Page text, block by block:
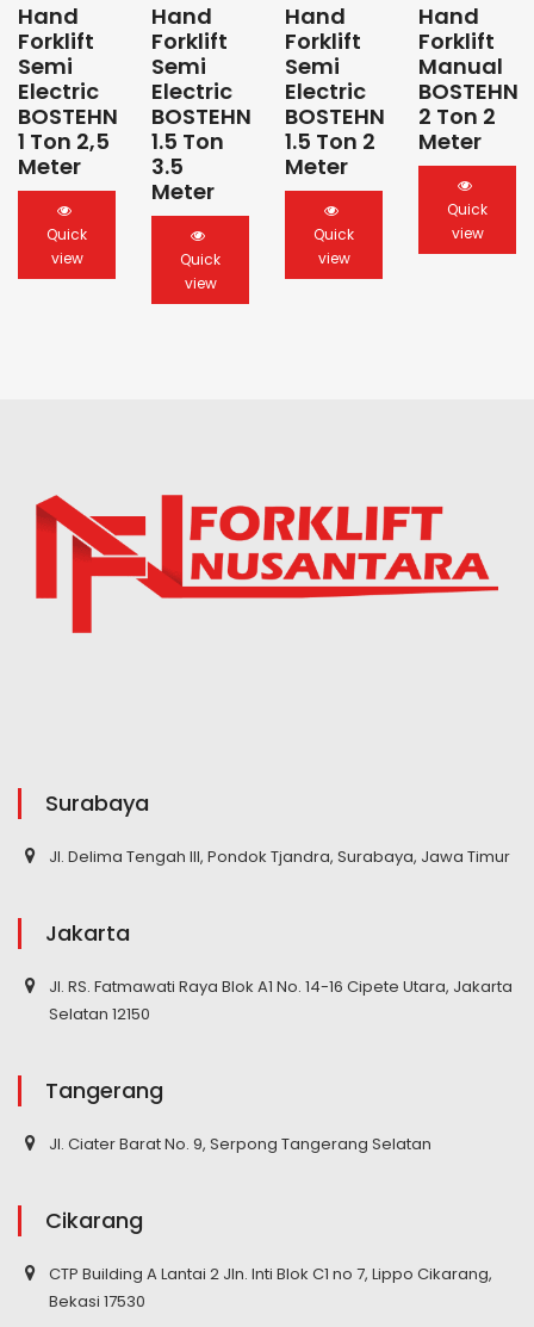
Hand
Forklift
Semi
Electric
BOSTEHN
1 Ton 2,5
Meter
Quick
view
Hand
Forklift
Semi
Electric
BOSTEHN
1.5 Ton
3.5
Meter
Quick
view
Hand
Forklift
Semi
Electric
BOSTEHN
1.5 Ton 2
Meter
Quick
view
Hand
Forklift
Manual
BOSTEHN
2 Ton 2
Meter
Quick
view
Surabaya
Jl. Delima Tengah III, Pondok Tjandra, Surabaya, Jawa Timur
Jakarta
Jl. RS. Fatmawati Raya Blok A1 No. 14-16 Cipete Utara, Jakarta
Selatan 12150
Tangerang
Jl. Ciater Barat No. 9, Serpong Tangerang Selatan
Cikarang
CTP Building A Lantai 2 Jln. Inti Blok C1 no 7, Lippo Cikarang,
Bekasi 17530